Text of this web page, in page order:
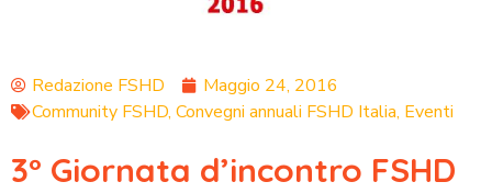
Redazione FSHD
Maggio 24, 2016
Community FSHD, Convegni annuali FSHD Italia, Eventi
3° Giornata d’incontro FSHD